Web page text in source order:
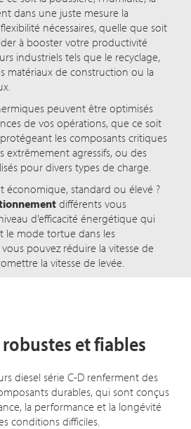
dans une juste mesure la
nécessaires, quelle que soit
à booster votre productivité
industriels tels que le recyclage,
matériaux de construction ou la
peuvent être optimisés
de vos opérations, que ce soit
les composants critiques
extrêmement agressifs, ou des
pour divers types de charge.
standard ou élevé ?
différents vous
d’efficacité énergétique qui
le mode tortue dans les
pouvez réduire la vitesse de
la vitesse de levée.
et fiables
diesel série C-D renferment des
durables, qui sont conçus
la performance et la longévité
conditions difficiles.